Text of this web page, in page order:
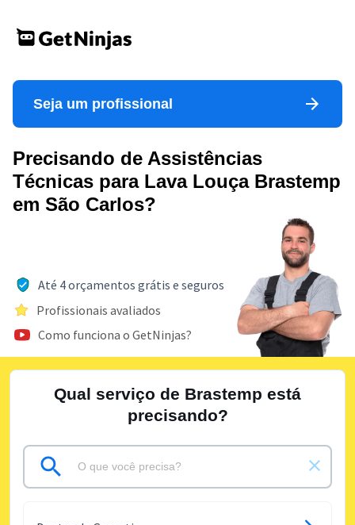
Seja um profissional
Precisando de Assistências
Técnicas para Lava Louça Brastemp
em São Carlos?
Até 4 orçamentos grátis e seguros
Profissionais avaliados
Como funciona o GetNinjas?
Qual serviço de Brastemp está
precisando?